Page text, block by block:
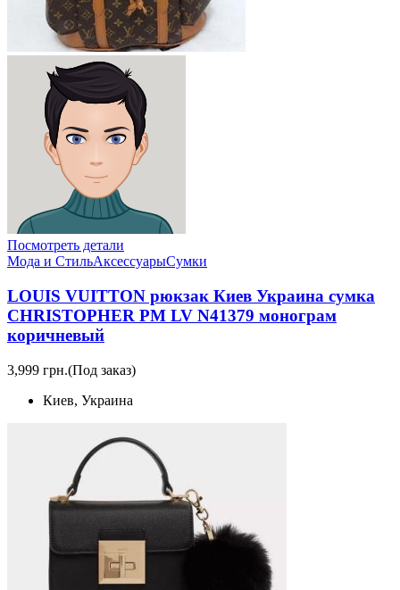
Посмотреть детали
Мода и СтильАксессуарыСумки
LOUIS VUITTON рюкзак Киев Украина сумка
CHRISTOPHER PM LV N41379 монограм
коричневый
3,999 грн.(Под заказ)
Киев, Украина